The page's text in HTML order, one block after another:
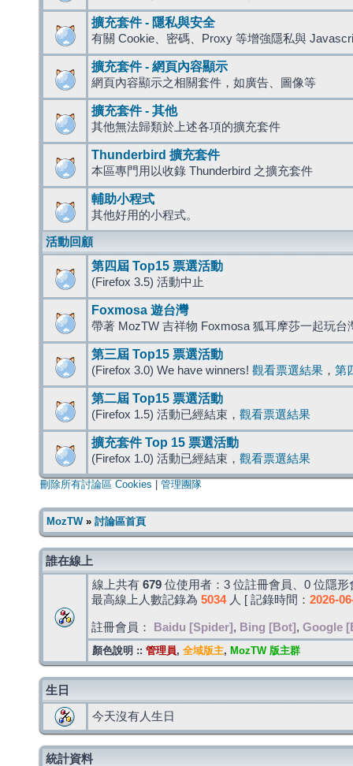
擴充套件 - 隱私與安全
有關 Cookie、密碼、Proxy 等增強隱私與
擴充套件 - 網頁內容顯示
網頁內容顯示之相關套件，如廣告、圖像等
擴充套件 - 其他
其他無法歸類於上述各項的擴充套件
Thunderbird 擴充套件
本區專門用以收錄 Thunderbird 之擴充套件
輔助小程式
其他好用的小程式。
活動回顧
第四屆 Top15 票選活動
(Firefox 3.5) 活動中止
Foxmosa 遊台灣
帶著 MozTW 吉祥物 Foxmosa 狐耳摩莎一起玩台
第三屆 Top15 票選活動
(Firefox 3.0) We have winners! 觀看票選結果 ， 第
第二屆 Top15 票選活動
(Firefox 1.5) 活動已經結束， 觀看票選結果
擴充套件 Top 15 票選活動
(Firefox 1.0) 活動已經結束， 觀看票選結果
刪除所有討論區 Cookies 管理團隊
MozTW» 討論區首頁
誰在線上
線上共有 679 位使用者：3 位註冊會員、0 位隱
最高線上人數記錄為 5034人 [ 記錄時間： 2026-
註冊會員： Baidu [Spider] , Bing [Bot] , Google
顏色說明 :: 管理員, 全域版主, MozTW 版主群
生日
今天沒有人生日
統計資料